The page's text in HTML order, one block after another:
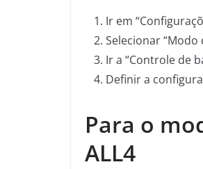
Ir em
Selecionar “Modo
Ir a “Controle de
Definir a
Para o
ALL4